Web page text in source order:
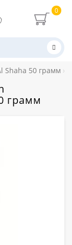
0
Shaha 50 грамм
грамм